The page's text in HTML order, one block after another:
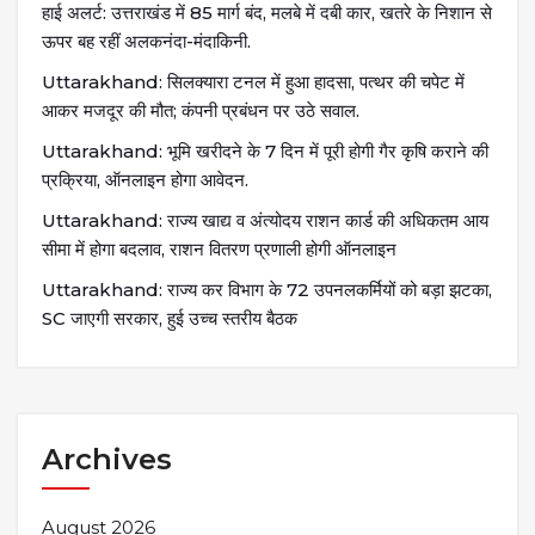
हाई अलर्ट: उत्तराखंड में 85 मार्ग बंद, मलबे में दबी कार, खतरे के निशान से
ऊपर बह रहीं अलकनंदा-मंदाकिनी.
Uttarakhand: सिलक्यारा टनल में हुआ हादसा, पत्थर की चपेट में
आकर मजदूर की मौत; कंपनी प्रबंधन पर उठे सवाल.
Uttarakhand: भूमि खरीदने के 7 दिन में पूरी होगी गैर कृषि कराने की
प्रक्रिया, ऑनलाइन होगा आवेदन.
Uttarakhand: राज्य खाद्य व अंत्योदय राशन कार्ड की अधिकतम आय
सीमा में होगा बदलाव, राशन वितरण प्रणाली होगी ऑनलाइन
Uttarakhand: राज्य कर विभाग के 72 उपनलकर्मियों को बड़ा झटका,
SC जाएगी सरकार, हुई उच्च स्तरीय बैठक
Archives
August 2026